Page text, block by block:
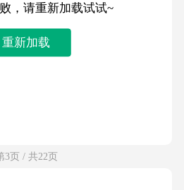
，请重新加载试试~
重新加载
3页 / 共22页